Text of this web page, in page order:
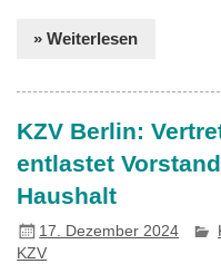
» Weiterlesen
KZV Berlin:
entlastet
Haushalt
17. Dezember 2024
KZV